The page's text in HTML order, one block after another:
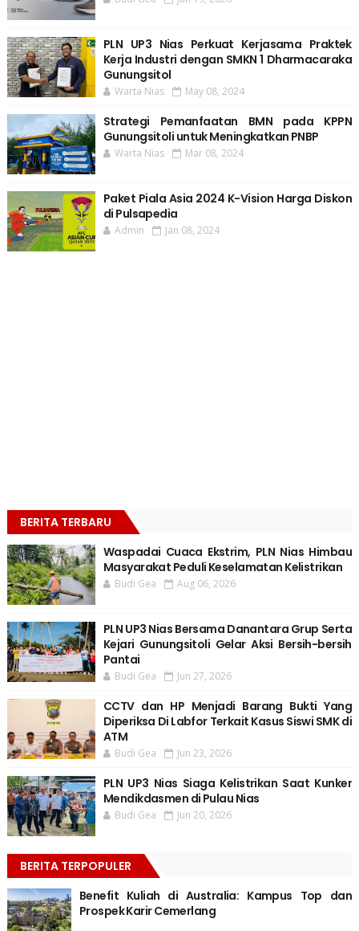
PLN UP3 Nias Perkuat Kerjasama Praktek
Kerja Industri dengan SMKN 1 Dharmacaraka
Gunungsitol
Warta Nias May 08, 2024
Strategi Pemanfaatan BMN pada KPPN
Gunungsitoli untuk Meningkatkan PNBP
Warta Nias Mar 08, 2024
Paket Piala Asia 2024 K-Vision Harga Diskon
di Pulsapedia
Admin Jan 08, 2024
BERITA TERBARU
Waspadai Cuaca Ekstrim, PLN Nias Himbau
Masyarakat Peduli Keselamatan Kelistrikan
Budi Gea Aug 06, 2026
PLN UP3 Nias Bersama Danantara Grup Serta
Kejari Gunungsitoli Gelar Aksi Bersih-bersih
Pantai
Budi Gea Jun 27, 2026
CCTV dan HP Menjadi Barang Bukti Yang
Diperiksa Di Labfor Terkait Kasus Siswi SMK di
ATM
Budi Gea Jun 23, 2026
PLN UP3 Nias Siaga Kelistrikan Saat Kunker
Mendikdasmen di Pulau Nias
Budi Gea Jun 20, 2026
BERITA TERPOPULER
Benefit Kuliah di Australia: Kampus Top dan
Prospek Karir Cemerlang